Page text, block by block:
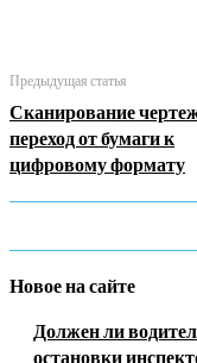
Предыдущая статья
Сканирование
переход от бумаги к
цифровому формату
Новое на сайте
Должен ли
остановки